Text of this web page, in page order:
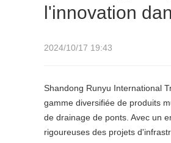
l'innovation
2024/10/17 19:43
Shandong Runyu International
gamme diversifiée de produits
de drainage de ponts. Avec un
rigoureuses des projets